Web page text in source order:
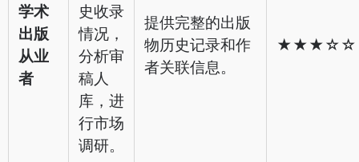
学术
出版
从业
者
史收录
情况，
分析审
稿人
库，进
行市场
调研。
提供完整的出版
物历史记录和作
者关联信息。
★★★☆☆